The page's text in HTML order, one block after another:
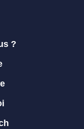
?